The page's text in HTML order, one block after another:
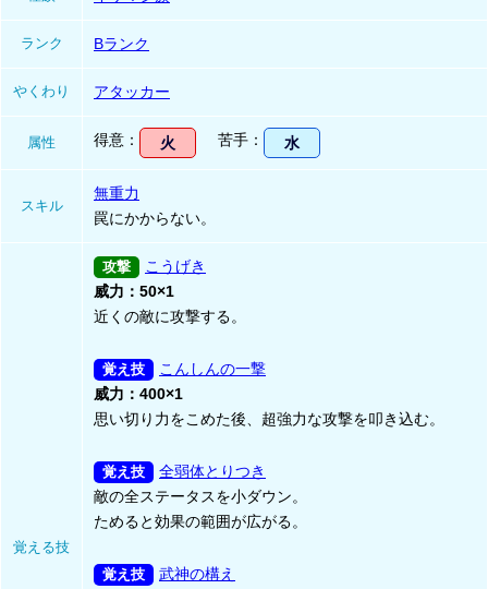
ランク Bランク
やくわり アタッカー
属性 得意 火 苦手 水
スキル
無重力
罠にかからない。
覚える技
こうげき
威力：50×1
近くの敵に攻撃する。
こんしんの一撃
威力：400×1
思い切り力をこめた後、超強力な攻撃を叩き込む。
全弱体とりつき
敵の全ステータスを小ダウン。
ためると効果の範囲が広がる。
武神の構え